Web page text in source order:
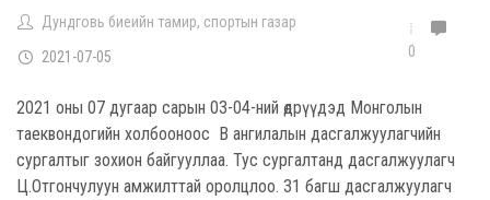
Дундговь биеийн тамир, спортын газар
2021-07-05
0
2021 оны 07 дугаар сарын 03-04-ний өдрүүдэд Монголын
таеквондогийн холбооноос B ангилалын дасгалжуулагчийн
сургалтыг зохион байгууллаа. Тус сургалтанд дасгалжуулагч
Ц.Отгончулуун амжилттай оролцлоо. 31 багш дасгалжуулагч